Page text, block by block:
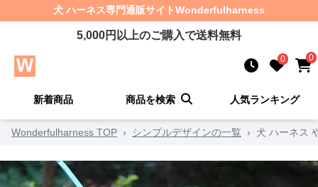
犬 ハーネス専門通販サイトWonderfulharness
5,000円以上のご購入で送料無料
0 0
新着商品 商品を検索 人気ランキング
Wonderfulharness TOP › シンプルデザインの一覧 › 犬 ハーネス